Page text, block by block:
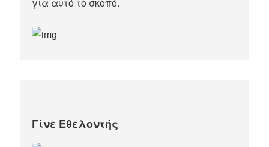
για αυτό το σκοπό.​
Γίνε Εθελοντής